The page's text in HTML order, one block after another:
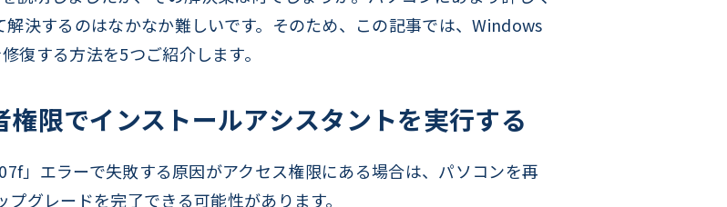
決するのはなかなか難しいです。そのため、この記事では、Windows
復する方法を5つご紹介します。
限でインストールアシスタントを実行する
」エラーで失敗する原因がアクセス権限にある場合は、パソコンを再
グレードを完了できる可能性があります。